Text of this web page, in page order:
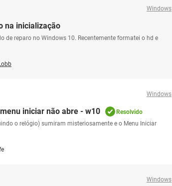
Windows
na inicialização
de reparo no Windows 10. Recentemente formatei o hd e
Windows
iniciar não abre - w10
Resolvido
o relógio) sumiram misteriosamente e o Menu Iniciar
Windows